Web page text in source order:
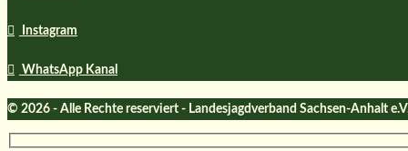
Instagram
WhatsApp Kanal
© 2026 - Alle Rechte reserviert - Landesjagdverband Sachsen-Anhalt